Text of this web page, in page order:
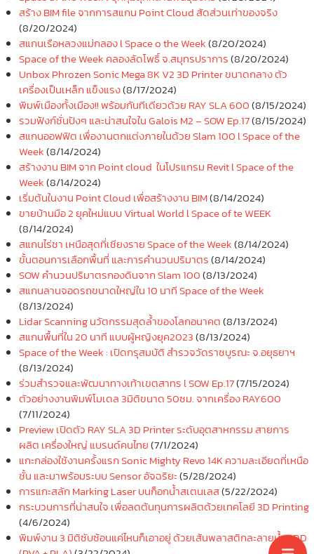
สร้าง BIM file จากการสแกน Point Cloud สัดส่วนเท่าของจริง
(8/20/2024)
สแกนเรือหลวงแม่กลอง l Space o the Week(8/20/2024)
Space of the Week คลองลัดโพธิ์ จ.สมุทรปราการ(8/20/2024)
Unbox Phrozen Sonic Mega 8K V2 3D Printer ขนาดกลาง ตัว
เครื่องเป็นเหล็ก แข็งแรง(8/17/2024)
พิมพ์เมืองทั้งเมือง!! พร้อมกันทีเดียวด้วย RAY SLA 600(8/15/2024)
รวมฟังก์ชั่นปังๆ และน่าสนใจใน Galois M2 – SOW Ep.17(8/15/2024)
สแกนออฟฟิต เพื่องานตกแต่งภายในด้วย Slam 100 l Space of the
Week(8/14/2024)
สร้างงาน BIM จาก Point cloud ในโปรแกรม Revit l Space of the
Week(8/14/2024)
เริ่มต้นในงาน Point Cloud เพื่อสร้างงาน BIM(8/14/2024)
ขายบ้านมือ 2 ยุคใหม่แบบ Virtual World l Space of te WEEK
(8/14/2024)
สแกนไร่ชา เหนือสุดที่เชียงราย Space of the Week(8/14/2024)
ขั้นตอนการเลือกพื้นที่ และการคำนวนปริมาตร(8/14/2024)
SOW คำนวนปริมาตรกองดินจาก Slam 100(8/13/2024)
สแกนลานจอดรถขนาดใหญ่ใน 10 นาที Space of the Week
(8/13/2024)
Lidar Scanning นวัตกรรมสุดล้ำของโลกอนาคต(8/13/2024)
สแกนพื้นที่ใน 20 นาที แบบผู้หญิงยุค2023(8/13/2024)
Space of the Week : เปิดกรุสมบัติ สำรวจวัดราชบูรณะ จ.อยุธยาฯ
(8/13/2024)
ร่วมสำรวจและพัฒนาทางเท้าเขตสาทร l SOW Ep.17(7/15/2024)
ตัวอย่างงานพิมพ์โมเดล 3มิติขนาด 50ซม. จากเครื่อง RAY600
(7/11/2024)
Preview เปิดตัว RAY SLA 3D Printer ระดับอุตสาหกรรม สายการ
ผลิต เครื่องใหญ่ แบรนด์คนไทย(7/1/2024)
แกะกล่องใช้งานครั้งแรก Sonic Mighty Revo 14K ความละเอียดที่เหนือ
ชั้น และมาพร้อมระบบ Sensor อัจฉริยะ(5/28/2024)
การแกะสลัก Marking Laser บนก็อกน้ำสเตนเลส(5/22/2024)
กระบวนการที่น่าสนใจ เพื่อลดต้นทุนการผลิตด้วยเทคโลยี 3D Printing
(4/6/2024)
พิมพ์งาน 3 มิติซับซ้อนแค่ไหนก็เอาอยู่ ด้วยเส้นพลาสติกละลายน้ำ 3DD